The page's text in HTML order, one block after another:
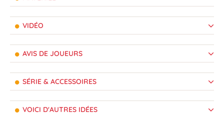
VIDÉO
AVIS DE JOUEURS
SÉRIE & ACCESSOIRES
VOICI D'AUTRES IDÉES